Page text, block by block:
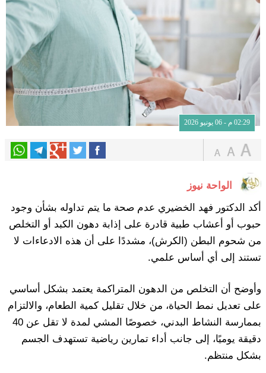
02:29 م - 06 يونيو 2026
الواحة نيوز
أكد الدكتور فهد الخضيري عدم صحة ما يتم تداوله بشأن وجود
حبوب أو أعشاب طبية قادرة على إذابة دهون الكبد أو التخلص
من شحوم البطن (الكرش)، مشددًا على أن هذه الادعاءات لا
تستند إلى أي أساس علمي.
وأوضح أن التخلص من الدهون المتراكمة يعتمد بشكل أساسي
على تعديل نمط الحياة، من خلال تقليل كمية الطعام، والالتزام
بممارسة النشاط البدني، خصوصًا المشي لمدة لا تقل عن 40
دقيقة يوميًا، إلى جانب أداء تمارين رياضية تستهدف الجسم
بشكل منتظم.